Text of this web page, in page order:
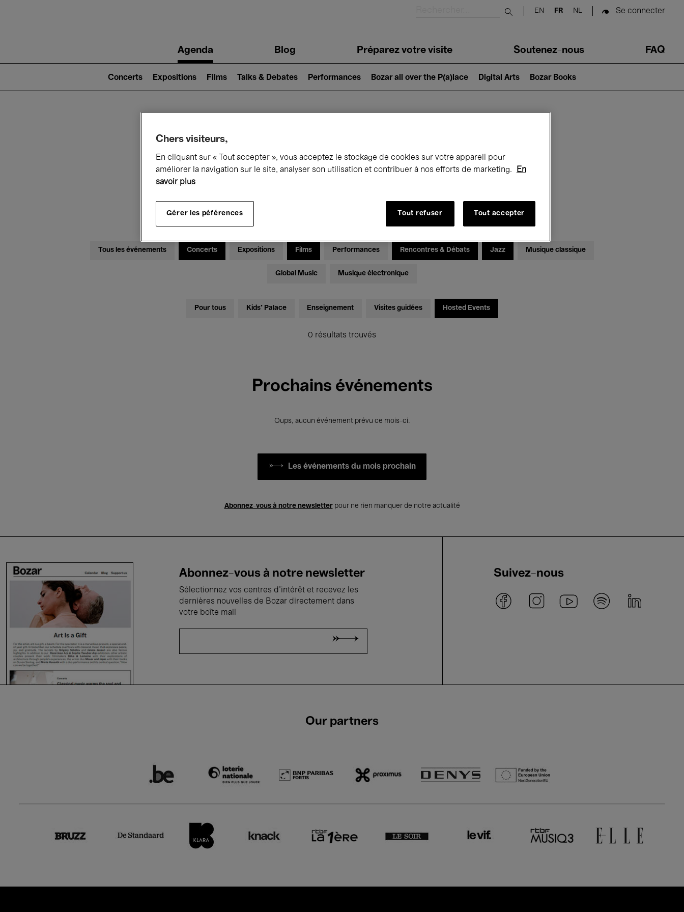
Submit search
EN FR NL Se connecter
navigationAgenda Blog Préparez votre visite Soutenez-nous FAQ
2)
Concerts Expositions Films Talks & Debates Performances Bozar all over the P(a)lace Digital Arts Bozar Books
Ce qui se passe à Bozar
Tous les événements Concerts Expositions Films Performances Rencontres & Débats Jazz Musique classique
Global Music Musique électronique
Pour tous Kids’ Palace Enseignement Visites guidées Hosted Events
0 résultats trouvés
Prochains événements
Oups, aucun événement prévu ce mois-ci.
Les événements du mois prochain
Abonnez-vous à notre newsletterpour ne rien manquer de notre actualité
Abonnez-vous à notre newsletter
Sélectionnez vos centres d'intérêt et recevez les
dernières nouvelles de Bozar directement dans
votre boîte mail
Suivez-nous
Our partners
Chers visiteurs,
En cliquant sur « Tout accepter », vous acceptez le stockage de cookies sur votre appareil pour
améliorer la navigation sur le site, analyser son utilisation et contribuer à nos efforts de marketing.
En
savoir plus
Gérer les péférences Tout refuser Tout accepter